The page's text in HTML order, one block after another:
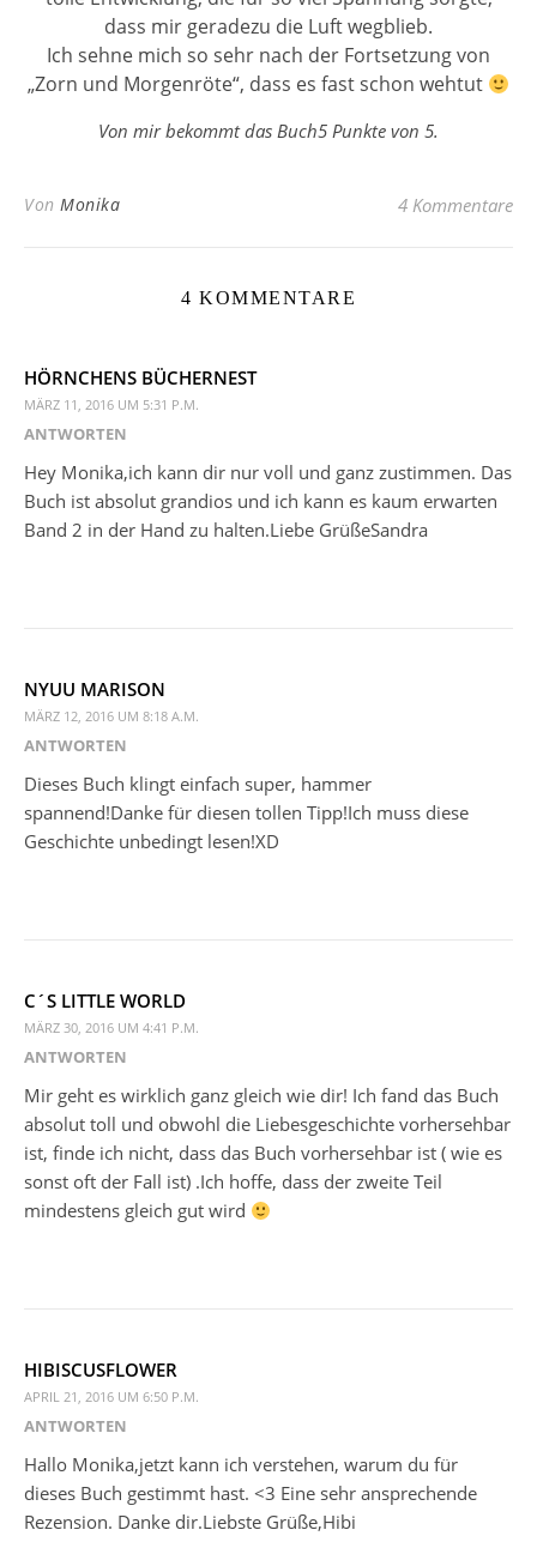
dass mir geradezu die Luft wegblieb.
Ich sehne mich so sehr nach der Fortsetzung von
„Zorn und Morgenröte“, dass es fast schon wehtut
Von mir bekommt das Buch5 Punkte von 5.
Von Monika 4 Kommentare
4 KOMMENTARE
HÖRNCHENS BÜCHERNEST
MÄRZ 11, 2016 UM 5:31 P.M.
ANTWORTEN
Hey Monika,ich kann dir nur voll und ganz zustimmen. Das
Buch ist absolut grandios und ich kann es kaum erwarten
Band 2 in der Hand zu halten.Liebe GrüßeSandra
NYUU MARISON
MÄRZ 12, 2016 UM 8:18 A.M.
ANTWORTEN
Dieses Buch klingt einfach super, hammer
spannend!Danke für diesen tollen Tipp!Ich muss diese
Geschichte unbedingt lesen!XD
C´S LITTLE WORLD
MÄRZ 30, 2016 UM 4:41 P.M.
ANTWORTEN
Mir geht es wirklich ganz gleich wie dir! Ich fand das Buch
absolut toll und obwohl die Liebesgeschichte vorhersehbar
ist, finde ich nicht, dass das Buch vorhersehbar ist ( wie es
sonst oft der Fall ist) .Ich hoffe, dass der zweite Teil
mindestens gleich gut wird
HIBISCUSFLOWER
APRIL 21, 2016 UM 6:50 P.M.
ANTWORTEN
Hallo Monika,jetzt kann ich verstehen, warum du für
dieses Buch gestimmt hast. <3 Eine sehr ansprechende
Rezension. Danke dir.Liebste Grüße,Hibi